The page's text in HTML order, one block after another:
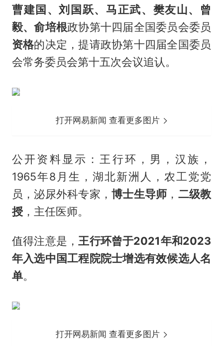
曹建国、刘国跃、马正武、樊友山、曾
毅、俞培根政协第十四届全国委员会委员
资格的决定，提请政协第十四届全国委员
会常务委员会第十五次会议追认。
打开网易新闻 查看更多图片
公开资料显示：王行环，男，汉族，
1965年8月生，湖北新洲人，农工党党
员，泌尿外科专家，博士生导师 ， 二级教
授，主任医师。
值得注意是， 王行环曾于2021年和2023
年入选中国工程院院士增选有效候选人名
单。
打开网易新闻 查看更多图片